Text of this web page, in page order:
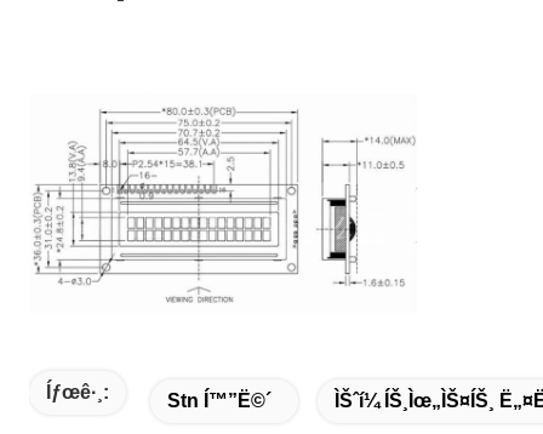
Íƒœê·¸: Stn Í™”ë©´ ÌŠˆí¼ ÍŠ¸ìœ„ìŠ¤íŠ¸